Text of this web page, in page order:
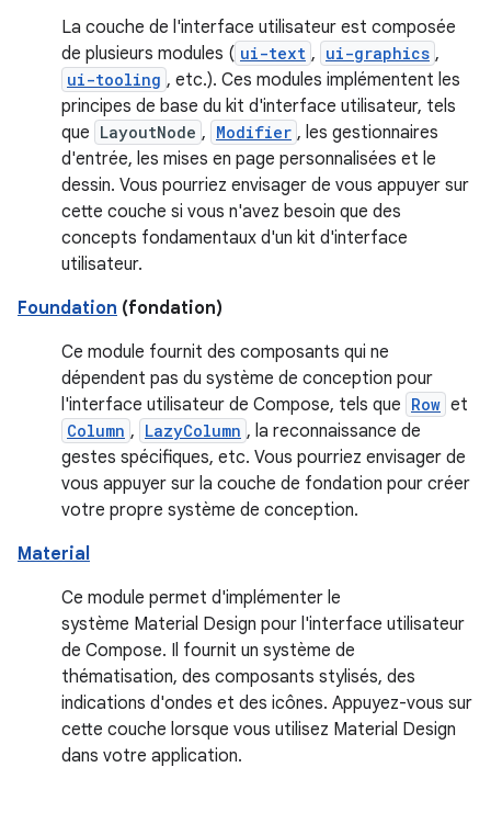
La couche de l'interface utilisateur est composée
de plusieurs modules ( ui-text , ui-graphics ,
ui-tooling , etc.). Ces modules implémentent les
principes de base du kit d'interface utilisateur, tels
que LayoutNode , Modifier , les gestionnaires
d'entrée, les mises en page personnalisées et le
dessin. Vous pourriez envisager de vous appuyer sur
cette couche si vous n'avez besoin que des
concepts fondamentaux d'un kit d'interface
utilisateur.
Foundation (fondation)
Ce module fournit des composants qui ne
dépendent pas du système de conception pour
l'interface utilisateur de Compose, tels que Row et
Column , LazyColumn , la reconnaissance de
gestes spécifiques, etc. Vous pourriez envisager de
vous appuyer sur la couche de fondation pour créer
votre propre système de conception.
Material
Ce module permet d'implémenter le
système Material Design pour l'interface utilisateur
de Compose. Il fournit un système de
thématisation, des composants stylisés, des
indications d'ondes et des icônes. Appuyez-vous sur
cette couche lorsque vous utilisez Material Design
dans votre application.